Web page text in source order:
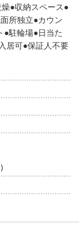
収納スペース
所独立 カウン
駐輪場 日当た
居可 保証人不要